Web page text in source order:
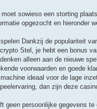
sowieso een storting
opgezocht en hieronder
Dankzij de populariteit
Stel, je hebt een bonus
alleen aan de nieuwe
voorwaarden en goede
ideaal voor de lage
dan zijn deze
persoonlijke gegevens te